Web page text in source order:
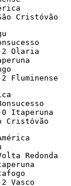
Cristóvão
2 Olaria
Fluminense
0 Itaperuna
Cristóvão
Redonda
Vasco